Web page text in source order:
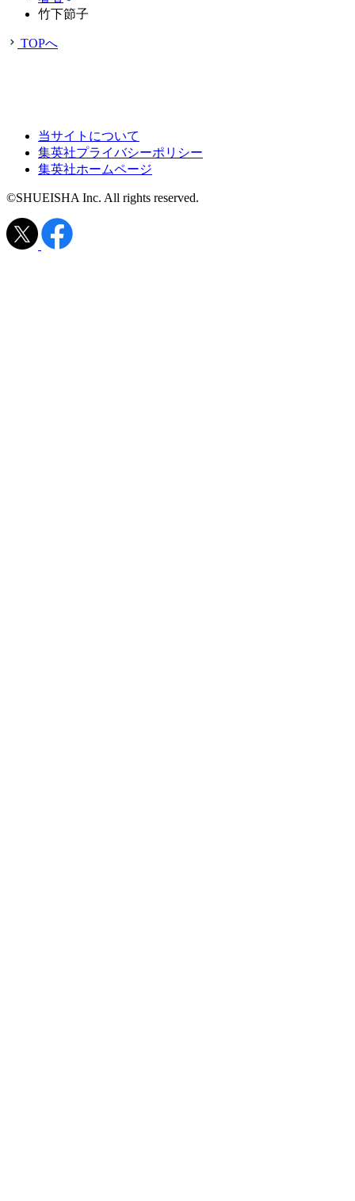
竹下節子
TOPへ
当サイトについて
集英社プライバシーポリシー
集英社ホームページ
©SHUEISHA Inc. All rights reserved.